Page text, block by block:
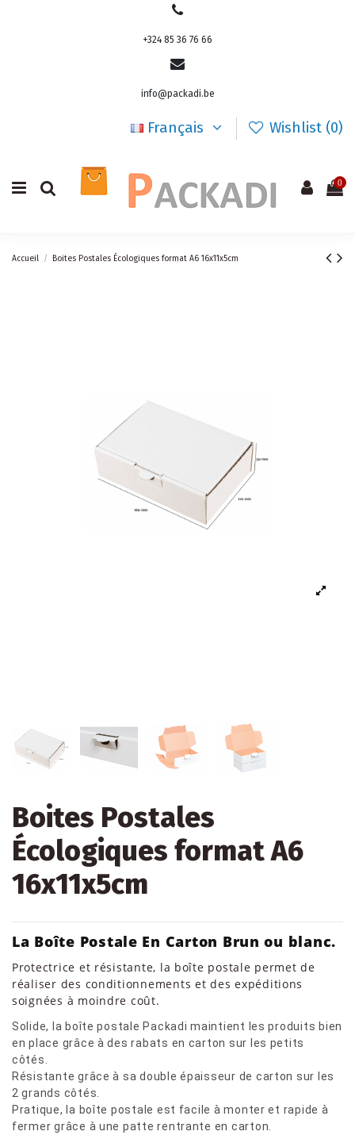
+324 85 36 76 66
info@packadi.be
Français Wishlist (0)
0
Accueil Boites Postales Écologiques format A6 16x11x5cm
Boites Postales
Écologiques format A6
16x11x5cm
La Boîte Postale En Carton Brun ou blanc.
Protectrice et résistante, la boîte postale permet de
réaliser des conditionnements et des expéditions
soignées à moindre coût.
Solide, la boîte postale Packadi maintient les produits bien
en place grâce à des rabats en carton sur les petits
côtés.
Résistante grâce à sa double épaisseur de carton sur les
2 grands côtés.
Pratique, la boîte postale est facile à monter et rapide à
fermer grâce à une patte rentrante en carton.